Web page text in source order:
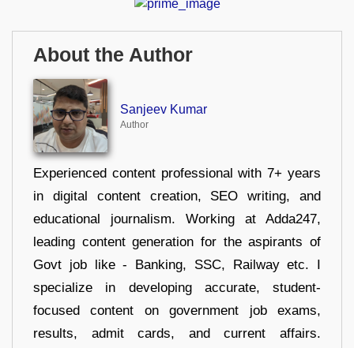
About the Author
Sanjeev Kumar
Author
Experienced content professional with 7+ years
in digital content creation, SEO writing, and
educational journalism. Working at Adda247,
leading content generation for the aspirants of
Govt job like - Banking, SSC, Railway etc. I
specialize in developing accurate, student-
focused content on government job exams,
results, admit cards, and current affairs.